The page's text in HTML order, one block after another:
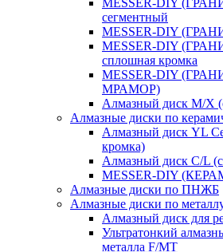
MESSER-DIY
сегментный
MESSER-DIY
MESSER-DIY
сплошная кромка
MESSER-DIY
МРАМОР)
Алмазный диск M/X
Алмазные диски по
Алмазный диск YL
кромка)
Алмазный диск C/L
MESSER-DIY
Алмазные диски по ПНЖБ
Алмазные диски по
Алмазный диск для
Ультратонкий
металла F/MT